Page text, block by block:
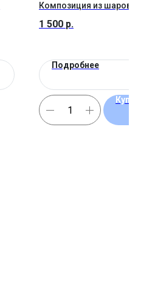
Композиция из шаров
1 500 р.
Подробнее